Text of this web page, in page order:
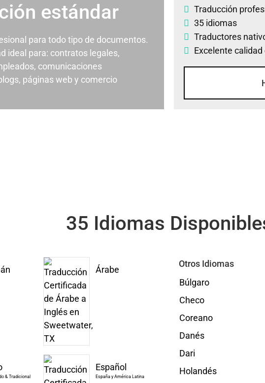
estándar
para todo tipo de documentos.
ideal para: contratos legales,
comunicaciones
páginas web y comercio
Traducción
35 idiomas
Traductores
Excelente
35 Idiomas
Árabe
& Tradicional
Español
España y América Latina
Otros Idiomas
Búlgaro
Checo
Coreano
Danés
Dari
Holandés